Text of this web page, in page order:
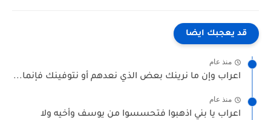
قد يعجبك ايضا
منذ عام
اعراب وإن ما نرينك بعض الذي نعدهم أو نتوفينك فإنما...
منذ عام
اعراب يا بني اذهبوا فتحسسوا من يوسف وأخيه ولا